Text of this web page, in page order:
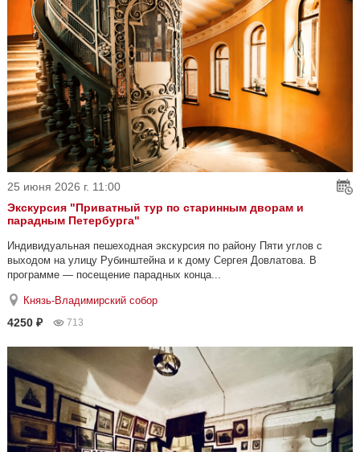
25 июня 2026 г. 11:00
Экскурсия "Приватный тур по старинным дворам и
парадным Петербурга"
Индивидуальная пешеходная экскурсия по району Пяти углов с
выходом на улицу Рубинштейна и к дому Сергея Довлатова. В
программе — посещение парадных конца...
Князь-Владимирский собор
4250 ₽ 713